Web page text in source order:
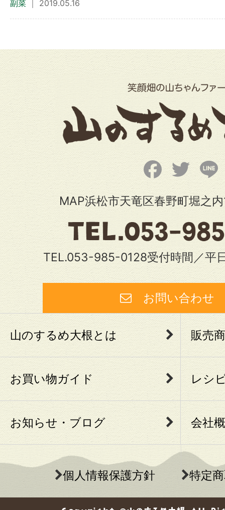
副菜 ｜ 2019.05.16
FacebookTwitter
MAP浜松市天竜区春野町堀之
TEL.053-985-0128受付時間／平
お問い合わ
山のするめ大根とは 販売
お買い物ガイド レシ
お知らせ・ブログ 会社
個人情報保護方針 特定